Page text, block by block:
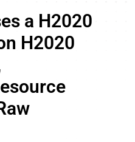
a H2020
H2020